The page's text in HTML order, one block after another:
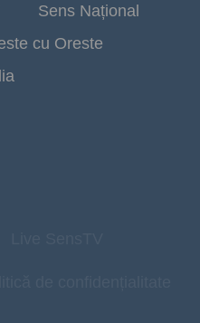
Sens Național
cu Oreste